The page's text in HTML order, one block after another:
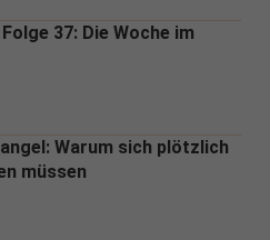
37: Die Woche im
Warum sich plötzlich
müssen